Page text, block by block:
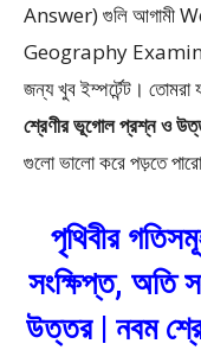
Answer)গুলি আগামী
Geography
জন্য খুব ইম্পর্টেন্ট। তোমরা
শ্রেণীর ভূগোল প্রশ্ন ও
গুলো ভালো করে পড়তে
পৃথিবীর
সংক্ষিপ্ত, অতি
উত্তর | নবম